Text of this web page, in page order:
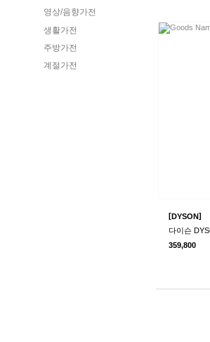
영상/음향가전
생활가전
주방가전
계절가전
[DYSON]
359,800